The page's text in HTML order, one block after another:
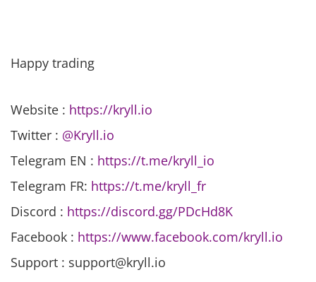
Happy trading
Website : https://kryll.io
Twitter : @Kryll.io
Telegram EN : https://t.me/kryll_io
Telegram FR: https://t.me/kryll_fr
Discord : https://discord.gg/PDcHd8K
Facebook : https://www.facebook.com/kryll.io
Support : support@kryll.io